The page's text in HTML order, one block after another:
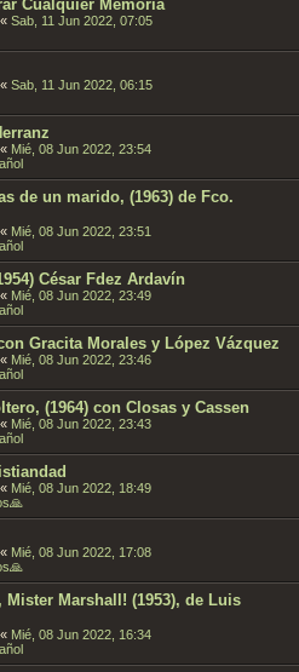
Cualquier Memoria
« Sab, 11 Jun 2022, 07:05
« Sab, 11 Jun 2022, 06:15
« Mié, 08 Jun 2022, 23:54
de un marido, (1963) de Fco.
« Mié, 08 Jun 2022, 23:51
César Fdez Ardavín
« Mié, 08 Jun 2022, 23:49
Gracita Morales y López Vázquez
« Mié, 08 Jun 2022, 23:46
(1964) con Closas y Cassen
« Mié, 08 Jun 2022, 23:43
« Mié, 08 Jun 2022, 18:49
« Mié, 08 Jun 2022, 17:08
Marshall! (1953), de Luis
« Mié, 08 Jun 2022, 16:34